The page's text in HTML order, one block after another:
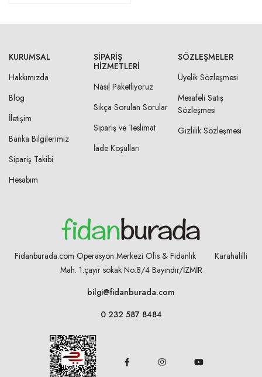
KURUMSAL
Hakkımızda
Blog
İletişim
Banka Bilgilerimiz
Sipariş Takibi
Hesabım
SIPARIŞ
HIZMETLERI
Nasıl Paketliyoruz
Sıkça Sorulan Sorular
Sipariş ve Teslimat
İade Koşulları
SÖZLEŞMELER
Üyelik Sözleşmesi
Mesafeli Satış
Sözleşmesi
Gizlilik Sözleşmesi
Fidanburada.com Operasyon Merkezi Ofis & Fidanlık Karahalilli
Mah. 1.çayır sokak No:8/4 Bayındır/İZMİR
bilgi@fidanburada.com
0 232 587 8484